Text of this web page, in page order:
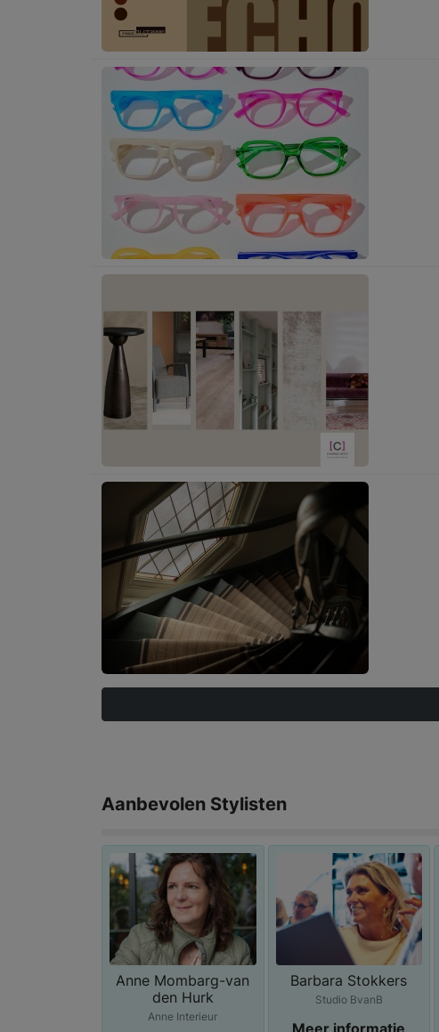
Aanbevolen Stylisten
Anne Mombarg-van
den Hurk
Anne Interieur
Barbara Stokkers
Studio BvanB
Meer informatie